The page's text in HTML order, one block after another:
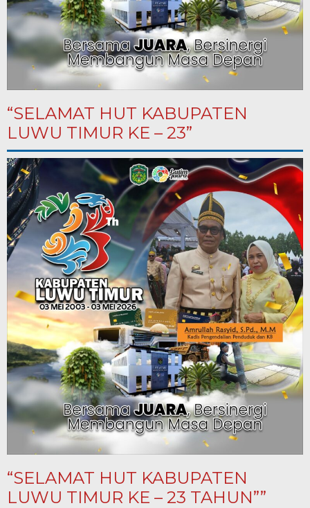
“SELAMAT HUT KABUPATEN
LUWU TIMUR KE – 23”
“SELAMAT HUT KABUPATEN
LUWU TIMUR KE – 23 TAHUN””